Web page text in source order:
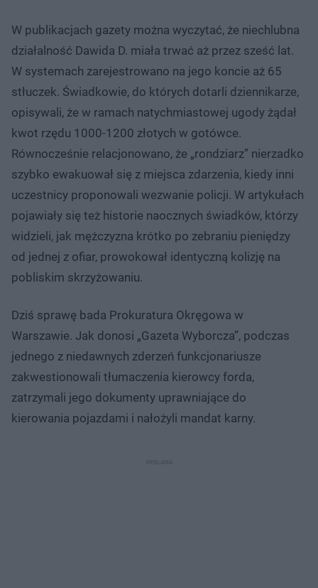
W publikacjach gazety można wyczytać, że niechlubna
działalność Dawida D. miała trwać aż przez sześć lat.
W systemach zarejestrowano na jego koncie aż 65
stłuczek. Świadkowie, do których dotarli dziennikarze,
opisywali, że w ramach natychmiastowej ugody żądał
kwot rzędu 1000-1200 złotych w gotówce.
Równocześnie relacjonowano, że „rondziarz” nierzadko
szybko ewakuował się z miejsca zdarzenia, kiedy inni
uczestnicy proponowali wezwanie policji. W artykułach
pojawiały się też historie naocznych świadków, którzy
widzieli, jak mężczyzna krótko po zebraniu pieniędzy
od jednej z ofiar, prowokował identyczną kolizję na
pobliskim skrzyżowaniu.
Dziś sprawę bada Prokuratura Okręgowa w
Warszawie. Jak donosi „Gazeta Wyborcza”, podczas
jednego z niedawnych zderzeń funkcjonariusze
zakwestionowali tłumaczenia kierowcy forda,
zatrzymali jego dokumenty uprawniające do
kierowania pojazdami i nałożyli mandat karny.